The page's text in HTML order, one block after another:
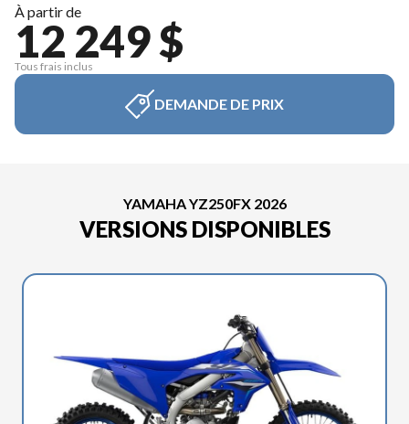
À partir de
12 249 $
Tous frais inclus
DEMANDE DE PRIX
YAMAHA YZ250FX 2026
VERSIONS DISPONIBLES